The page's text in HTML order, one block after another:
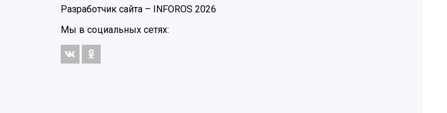
Разработчик сайта – INFOROS 2026
Мы в социальных сетях: